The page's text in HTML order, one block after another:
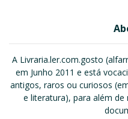
A Livraria.ler.com.gosto
em Junho 2011 e está
antigos, raros ou curiosos
e literatura), para além